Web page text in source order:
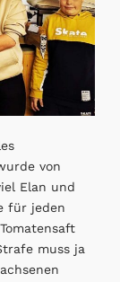
von
Elan und
für jeden
muss ja